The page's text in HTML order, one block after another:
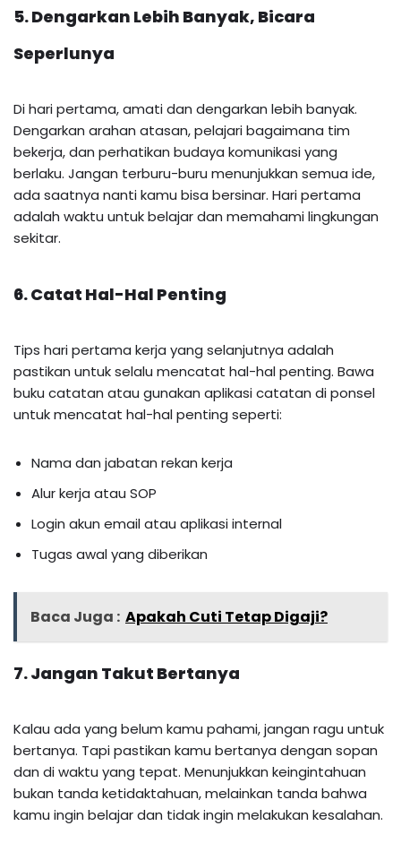
5. Dengarkan Lebih Banyak, Bicara
Seperlunya
Di hari pertama, amati dan dengarkan lebih banyak.
Dengarkan arahan atasan, pelajari bagaimana tim
bekerja, dan perhatikan budaya komunikasi yang
berlaku. Jangan terburu-buru menunjukkan semua ide,
ada saatnya nanti kamu bisa bersinar. Hari pertama
adalah waktu untuk belajar dan memahami lingkungan
sekitar.
6. Catat Hal-Hal Penting
Tips hari pertama kerja yang selanjutnya adalah
pastikan untuk selalu mencatat hal-hal penting. Bawa
buku catatan atau gunakan aplikasi catatan di ponsel
untuk mencatat hal-hal penting seperti:
Nama dan jabatan rekan kerja
Alur kerja atau SOP
Login akun email atau aplikasi internal
Tugas awal yang diberikan
Baca Juga : Apakah Cuti Tetap Digaji?
7. Jangan Takut Bertanya
Kalau ada yang belum kamu pahami, jangan ragu untuk
bertanya. Tapi pastikan kamu bertanya dengan sopan
dan di waktu yang tepat. Menunjukkan keingintahuan
bukan tanda ketidaktahuan, melainkan tanda bahwa
kamu ingin belajar dan tidak ingin melakukan kesalahan.